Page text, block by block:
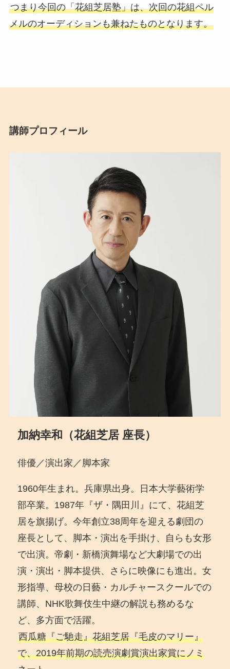
つまり今回の「花組芝居塾」は、次回の花組ペル
メルのオーディションも兼ねたものとなります。
講師プロフィール
加納幸和（花組芝居 座長）
俳優／演出家／脚本家
1960年生まれ。兵庫県出身。日本大学藝術学
部卒業。1987年『ザ・隅田川』にて、花組芝
居を旗揚げ。今年創立38周年を迎える劇団の
座長として、脚本・演出を手掛け、自らも女形
で出演。帝劇・新橋演舞場など大劇場での出
演・演出・脚本提供、さらに映像にも進出。女
形指導、母校の日藝・カルチャースクールでの
講師、NHK歌舞伎生中継の解説も務めるな
ど、多方面で活躍。
西瓜糖『ご馳走』花組芝居『毛皮のマリー』
で、2019年前期の読売演劇賞演出家賞にノミ